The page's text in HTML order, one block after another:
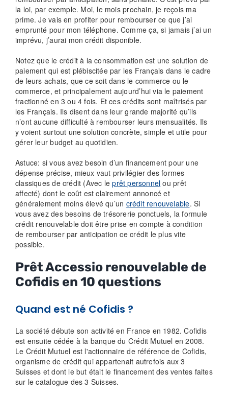
la loi, par exemple. Moi, le mois prochain, je reçois ma
prime. Je vais en profiter pour rembourser ce que j’ai
emprunté pour mon téléphone. Comme ça, si jamais j’ai un
imprévu, j’aurai mon crédit disponible.
Notez que le crédit à la consommation est une solution de
paiement qui est plébiscitée par les Français dans le cadre
de leurs achats, que ce soit dans le commerce ou le
commerce, et principalement aujourd’hui via le paiement
fractionné en 3 ou 4 fois. Et ces crédits sont maîtrisés par
les Français. Ils disent dans leur grande majorité qu’ils
n’ont aucune difficulté à rembourser leurs mensualités. Ils
y voient surtout une solution concrète, simple et utile pour
gérer leur budget au quotidien.
Astuce: si vous avez besoin d’un financement pour une
dépense précise, mieux vaut privilégier des formes
classiques de crédit (Avec leprêt personnel ou prêt
affecté) dont le coût est clairement annoncé et
généralement moins élevé qu’un crédit renouvelable. Si
vous avez des besoins de trésorerie ponctuels, la formule
crédit renouvelable doit être prise en compte à condition
de rembourser par anticipation ce crédit le plus vite
possible.
Prêt Accessio renouvelable de
Cofidis en 10 questions
Quand est né Cofidis ?
La société débute son activité en France en 1982. Cofidis
est ensuite cédée à la banque du Crédit Mutuel en 2008.
Le Crédit Mutuel est l'actionnaire de référence de Cofidis,
organisme de crédit qui appartenait autrefois aux 3
Suisses et dont le but était le financement des ventes faites
sur le catalogue des 3 Suisses.